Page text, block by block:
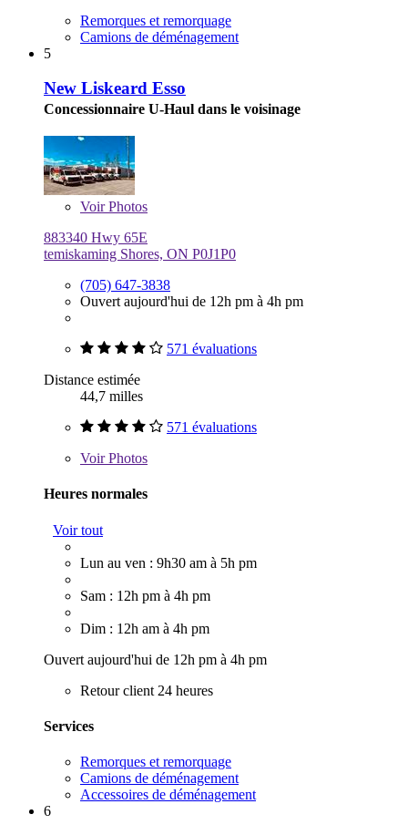
Remorques et remorquage
Camions de déménagement
5
New Liskeard Esso
Concessionnaire U-Haul dans le voisinage
VoirPhotos
883340 Hwy 65E
temiskaming Shores, ON P0J1P0
(705) 647-3838
Ouvert aujourd'hui de 12h pm à 4h pm
571 évaluations
Distance estimée
44,7 milles
571 évaluations
VoirPhotos
Heures normales
Voir tout
Lun au ven : 9h30 am à 5h pm
Sam : 12h pm à 4h pm
Dim : 12h am à 4h pm
Ouvert aujourd'hui de 12h pm à 4h pm
Retour client 24 heures
Services
Remorques et remorquage
Camions de déménagement
Accessoires de déménagement
6